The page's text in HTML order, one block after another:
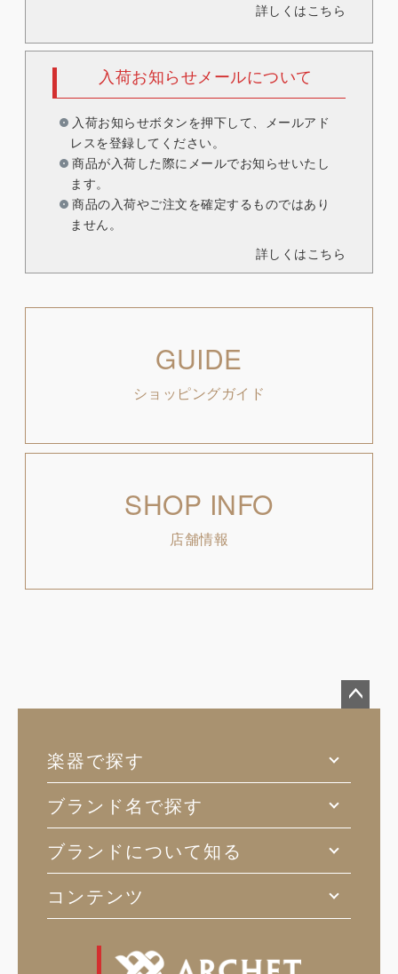
詳しくはこちら
入荷お知らせメールについて
入荷お知らせボタンを押下して、メールアド
レスを登録してください。
商品が入荷した際にメールでお知らせいたし
ます。
商品の入荷やご注文を確定するものではあり
ません。
詳しくはこちら
GUIDE
ショッピングガイド
SHOP INFO
店舗情報
へ
楽器で探す
ブランド名で探す
ブランドについて知る
コンテンツ